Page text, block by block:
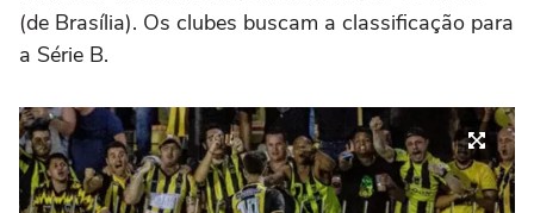
(de Brasília). Os clubes buscam a classificação para
a Série B.